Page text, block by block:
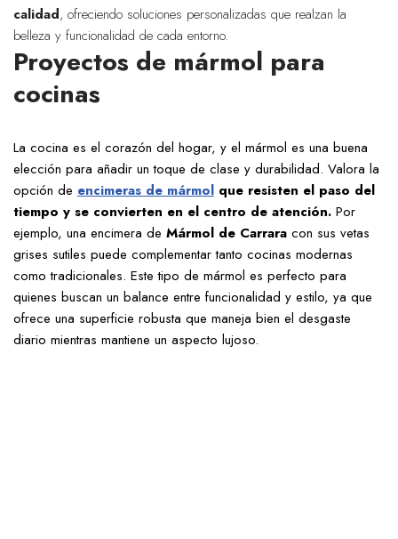
calidad, ofreciendo soluciones personalizadas que realzan la
belleza y funcionalidad de cada entorno.
Proyectos de mármol para
cocinas
La cocina es el corazón del hogar, y el mármol es una buena
elección para añadir un toque de clase y durabilidad. Valora la
opción de encimeras de mármol que resisten el paso del
tiempo y se convierten en el centro de atención. Por
ejemplo, una encimera de Mármol de Carrara con sus vetas
grises sutiles puede complementar tanto cocinas modernas
como tradicionales. Este tipo de mármol es perfecto para
quienes buscan un balance entre funcionalidad y estilo, ya que
ofrece una superficie robusta que maneja bien el desgaste
diario mientras mantiene un aspecto lujoso.